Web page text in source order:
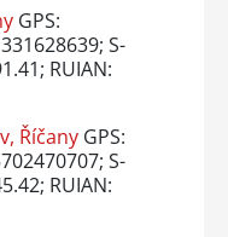
GPS:
S-
RUIAN:
ŘíčanyGPS:
S-
RUIAN: